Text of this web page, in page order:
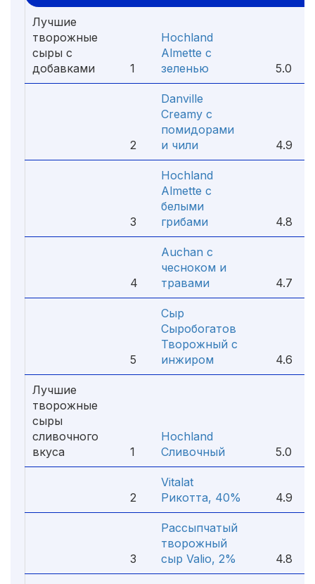
Лучшие
творожные
сыры с
добавками
1
Hochland
Almette с
зеленью
5.0
2
Danville
Creamy с
помидорами
и чили
4.9
3
Hochland
Almette с
белыми
грибами
4.8
4
Auchan с
чесноком и
травами
4.7
5
Сыр
Сыробогатов
Творожный с
инжиром
4.6
Лучшие
творожные
сыры
сливочного
вкуса
1
Hochland
Сливочный
5.0
2
Vitalat
Рикотта, 40%
4.9
3
Рассыпчатый
творожный
сыр Valio, 2%
4.8